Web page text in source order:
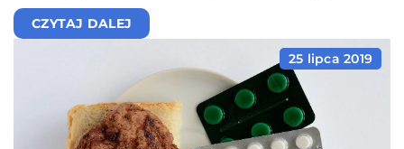
CZYTAJ DALEJ
25 lipca 2019